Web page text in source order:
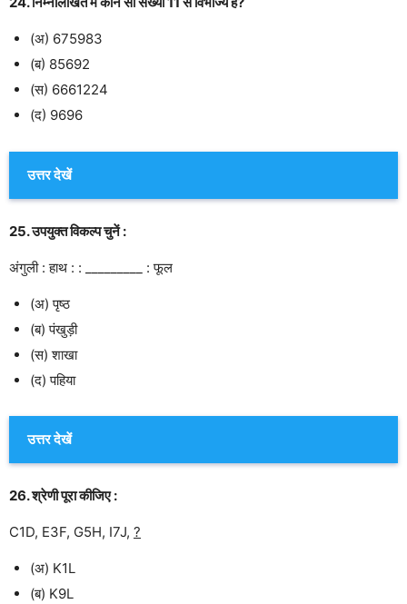
(अ) 675983
(ब) 85692
(स) 6661224
(द) 9696
उत्तर देखें
25. उपयुक्त विकल्प चुनें :
अंगुली : हाथ : : _________ : फूल
(अ) पृष्ठ
(ब) पंखुड़ी
(स) शाखा
(द) पहिया
उत्तर देखें
26. श्रेणी पूरा कीजिए :
C1D, E3F, G5H, I7J, ?
(अ) K1L
(ब) K9L